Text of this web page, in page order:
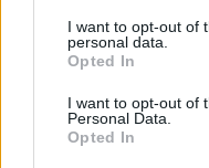
I want to opt-out of
personal data.
Opted In
I want to opt-out of
Personal Data.
Opted In